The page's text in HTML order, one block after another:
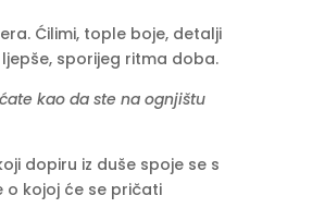
Ćilimi, tople boje, detalji
sporijeg ritma doba.
kao da ste na ognjištu
dopiru iz duše spoje se s
o kojoj će se pričati